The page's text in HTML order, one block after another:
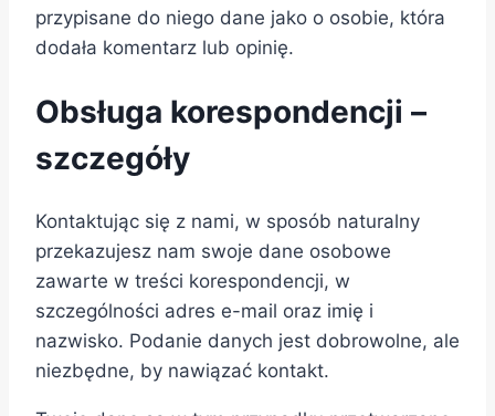
przypisane do niego dane jako o osobie, która
dodała komentarz lub opinię.
Obsługa korespondencji –
szczegóły
Kontaktując się z nami, w sposób naturalny
przekazujesz nam swoje dane osobowe
zawarte w treści korespondencji, w
szczególności adres e-mail oraz imię i
nazwisko. Podanie danych jest dobrowolne, ale
niezbędne, by nawiązać kontakt.